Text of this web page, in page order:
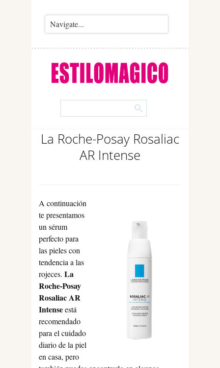
La Roche-Posay Rosaliac
AR Intense
A continuación
te presentamos
un sérum
perfecto para
las pieles con
tendencia a las
rojeces. La
Roche-Posay
Rosaliac AR
Intenseestá
recomendado
para el cuidado
diario de la piel
en casa, pero